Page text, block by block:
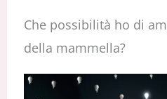
Che possibilità ho di
della mammella?